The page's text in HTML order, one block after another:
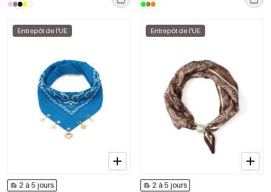
Entrepôt de l'UE
2 à 5 jours
Entrepôt de l'UE
2 à 5 jours